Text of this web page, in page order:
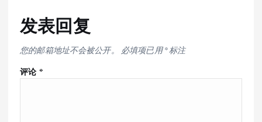
发表回复
您的邮箱地址不会被公开。 必填项已用*标注
评论 *